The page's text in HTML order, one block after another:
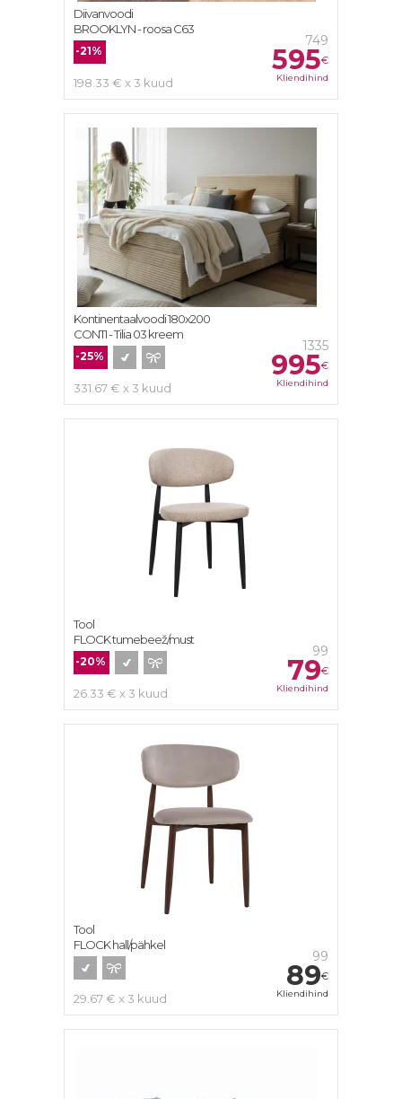
749
595€
Kliendihind
-21%
198.33 € x 3 kuud
Diivanvoodi
BROOKLYN - roosa C63
1335
995€
Kliendihind
-25%
331.67 € x 3 kuud
Kontinentaalvoodi 180х200
CONTI - Tilia 03 kreem
99
79€
Kliendihind
-20%
26.33 € x 3 kuud
Tool
FLOCK tumebeež/must
99
89€
Kliendihind
29.67 € x 3 kuud
Tool
FLOCK hall/pähkel